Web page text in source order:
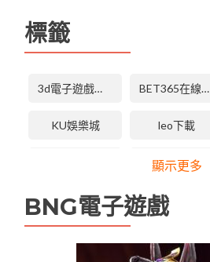
標籤
3d電子遊戲技巧 BET365在線體育投注
KU娛樂城 leo下載
leo娛樂城維修 tha 3d電子
顯示更多
BNG電子遊戲